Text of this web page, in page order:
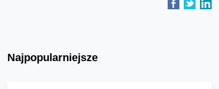
Najpopularniejsze